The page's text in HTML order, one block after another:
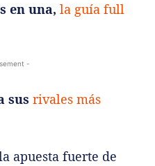
en una, la guía full
-
sus rivales más
apuesta fuerte de